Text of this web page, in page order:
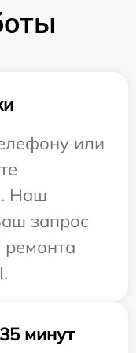
или
Наш
запрос
ремонта
минут